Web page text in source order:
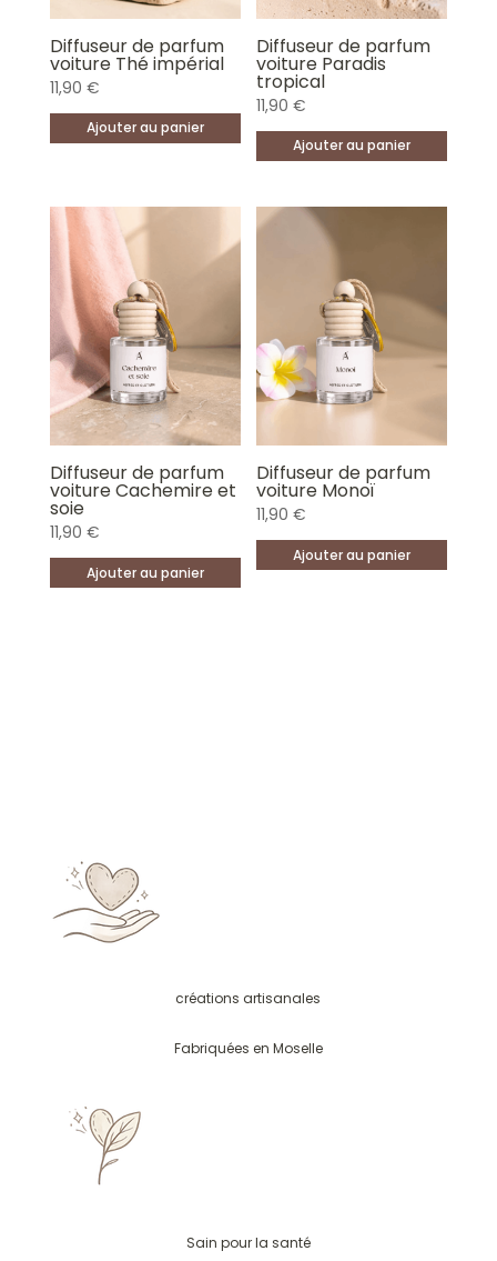
Diffuseur de parfum
voiture Thé impérial
11,90 €
Ajouter au panier
Diffuseur de parfum
voiture Paradis
tropical
11,90€
Ajouter au panier
Diffuseur de parfum
voiture Cachemire et
soie
11,90 €
Ajouter au panier
Diffuseur de parfum
voiture Monoï
11,90€
Ajouter au panier
créations artisanales
Fabriquées en Moselle
Sain pour la santé